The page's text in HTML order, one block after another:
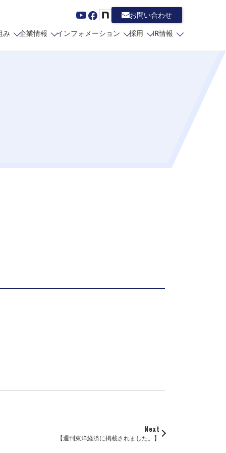
お問い合わせ
み 企業情報 インフォメーション 採用 IR情報
Next
【週刊東洋経済に掲載されました。】